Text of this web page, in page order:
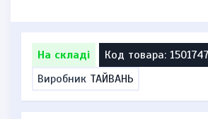
На складі
Код товара:
Виробник ТАЙВАНЬ